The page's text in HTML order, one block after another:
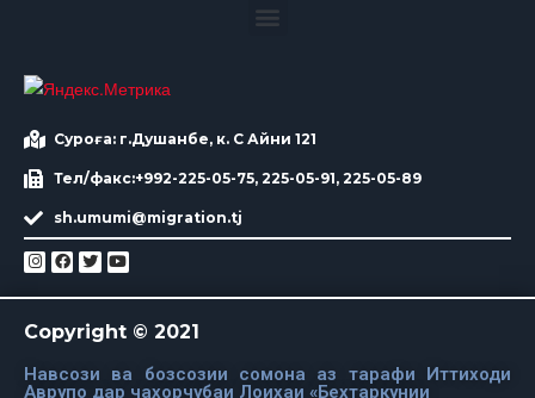
Суроға: г.Душанбе, к. С Айни 121
Тел/факс:+992-225-05-75, 225-05-91, 225-05-89
sh.umumi@migration.tj
Copyright © 2021
Навсози ва бозсозии сомона аз тарафи Иттиходи
Аврупо дар чахорчубаи Лоихаи «Бехтаркунии